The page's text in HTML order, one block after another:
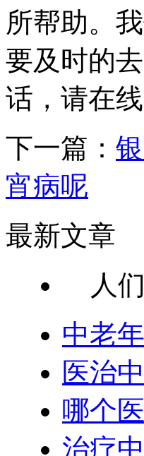
所帮助。
要及时的
话，请在
下一篇：
宵病呢
最新文章
人们
中老
医治
哪个
治疗